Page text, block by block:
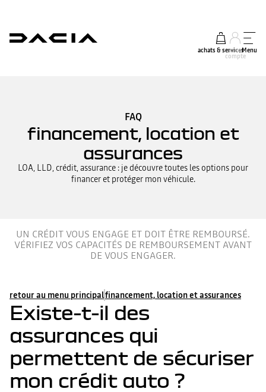
achats & services
mon
compte
Menu
FAQ
financement, location et
assurances
LOA, LLD, crédit, assurance : je découvre toutes les options pour
financer et protéger mon véhicule.
UN CRÉDIT VOUS ENGAGE ET DOIT ÊTRE REMBOURSÉ.
VÉRIFIEZ VOS CAPACITÉS DE REMBOURSEMENT AVANT
DE VOUS ENGAGER.
retour au menu principalfinancement, location et assurances
Existe-t-il des
assurances qui
permettent de sécuriser
mon crédit auto ?